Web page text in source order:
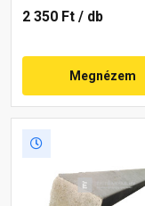
2 350 Ft / db
Megnézem